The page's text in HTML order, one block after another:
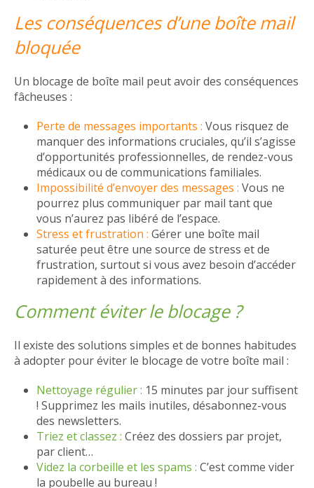
Les conséquences d’une boîte mail
bloquée
Un blocage de boîte mail peut avoir des conséquences
fâcheuses :
Perte de messages importants : Vous risquez de
manquer des informations cruciales, qu’il s’agisse
d’opportunités professionnelles, de rendez-vous
médicaux ou de communications familiales.
Impossibilité d’envoyer des messages : Vous ne
pourrez plus communiquer par mail tant que
vous n’aurez pas libéré de l’espace.
Stress et frustration : Gérer une boîte mail
saturée peut être une source de stress et de
frustration, surtout si vous avez besoin d’accéder
rapidement à des informations.
Comment éviter le blocage ?
Il existe des solutions simples et de bonnes habitudes
à adopter pour éviter le blocage de votre boîte mail :
Nettoyage régulier : 15 minutes par jour suffisent
! Supprimez les mails inutiles, désabonnez-vous
des newsletters.
Triez et classez : Créez des dossiers par projet,
par client…
Videz la corbeille et les spams : C’est comme vider
la poubelle au bureau !